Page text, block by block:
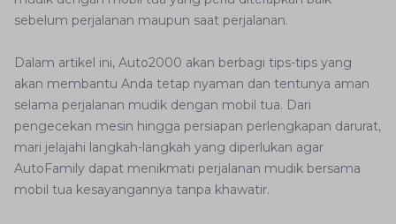
sebelum perjalanan maupun saat perjalanan.
Dalam artikel ini, Auto2000 akan berbagi tips-tips yang
akan membantu Anda tetap nyaman dan tentunya aman
selama perjalanan mudik dengan mobil tua. Dari
pengecekan mesin hingga persiapan perlengkapan darurat,
mari jelajahi langkah-langkah yang diperlukan agar
AutoFamily dapat menikmati perjalanan mudik bersama
mobil tua kesayangannya tanpa khawatir.